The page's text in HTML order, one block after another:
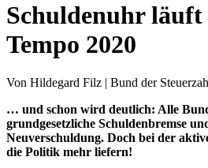
Schuldenuhr
Tempo 2020
Von Hildegard Filz | Bund der
… und schon wird deutlich: Alle
grundgesetzliche Schuldenbremse
Neuverschuldung. Doch bei der
die Politik mehr liefern!